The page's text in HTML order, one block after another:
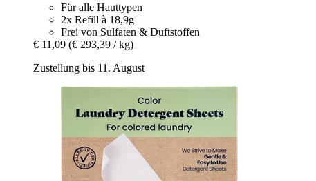
Für alle Hauttypen
2x Refill à 18,9g
Frei von Sulfaten & Duftstoffen
€ 11,09 (€ 293,39 / kg)
Zustellung bis 11. August